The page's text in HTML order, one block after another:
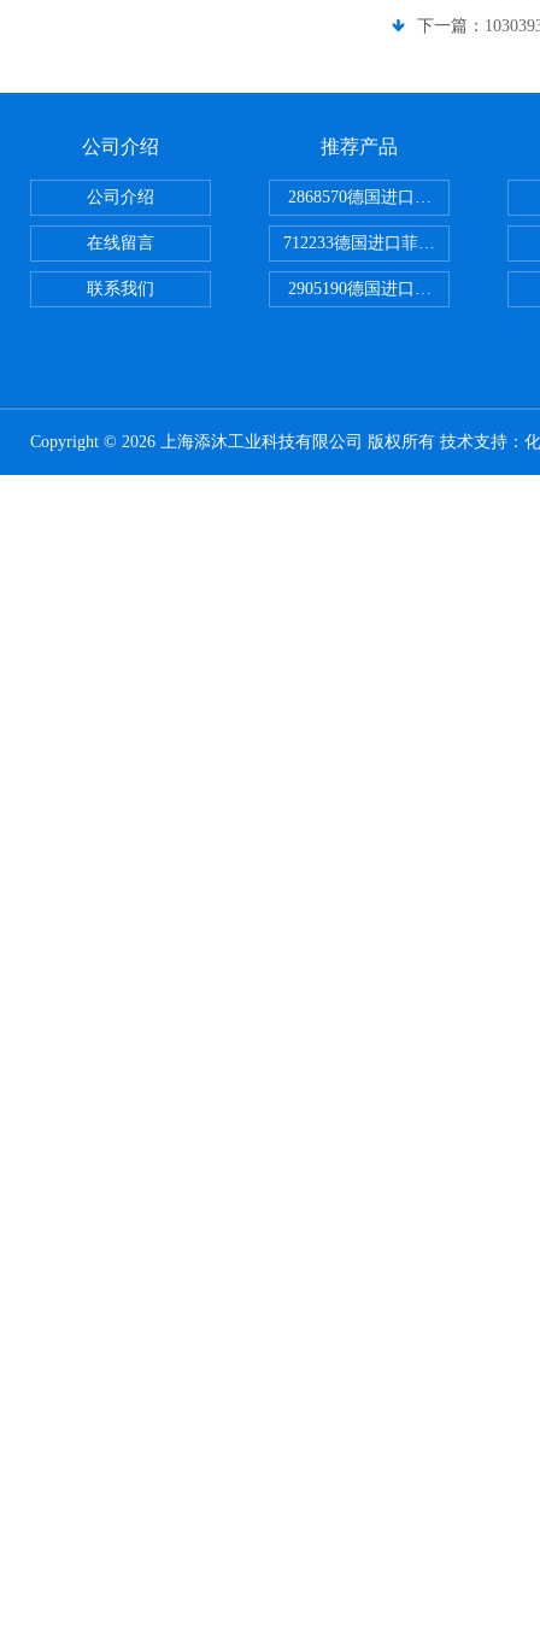
下一篇：
公司介绍
公司介绍
在线留言
联系我们
推荐产品
2868570德国进口菲尼克斯电源
712233德国进口菲尼克斯断路器
2905190德国进口菲尼克斯继电器
Copyright © 2026 上海添沐工业科技有限公司 版权所有 技术支持：